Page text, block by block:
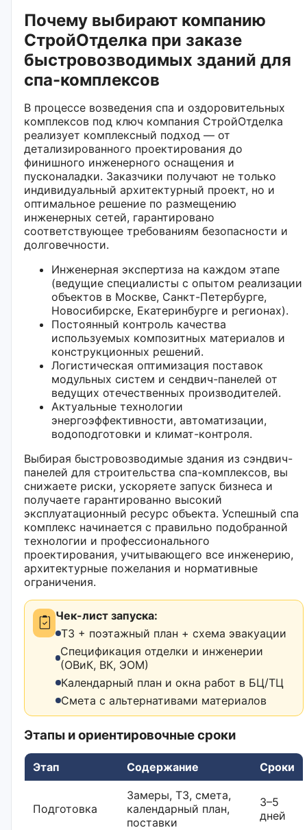
Почему выбирают компанию
СтройОтделка при заказе
быстровозводимых зданий для
спа-комплексов
В процессе возведения спа и оздоровительных
комплексов под ключ компания СтройОтделка
реализует комплексный подход — от
детализированного проектирования до
финишного инженерного оснащения и
пусконаладки. Заказчики получают не только
индивидуальный архитектурный проект, но и
оптимальное решение по размещению
инженерных сетей, гарантировано
соответствующее требованиям безопасности и
долговечности.
Инженерная экспертиза на каждом этапе
(ведущие специалисты с опытом реализации
объектов в Москве, Санкт-Петербурге,
Новосибирске, Екатеринбурге и регионах).
Постоянный контроль качества
используемых композитных материалов и
конструкционных решений.
Логистическая оптимизация поставок
модульных систем и сендвич-панелей от
ведущих отечественных производителей.
Актуальные технологии
энергоэффективности, автоматизации,
водоподготовки и климат-контроля.
Выбирая быстровозводимые здания из сэндвич-
панелей для строительства спа-комплексов, вы
снижаете риски, ускоряете запуск бизнеса и
получаете гарантированно высокий
эксплуатационный ресурс объекта. Успешный спа
комплекс начинается с правильно подобранной
технологии и профессионального
проектирования, учитывающего все инженерию,
архитектурные пожелания и нормативные
ограничения.
Чек-лист запуска:
ТЗ + поэтажный план + схема эвакуации
Спецификация отделки и инженерии
(ОВиК, ВК, ЭОМ)
Календарный план и окна работ в БЦ/ТЦ
Смета с альтернативами материалов
Этапы и ориентировочные сроки
Этап Содержание Сроки
Подготовка
Замеры, ТЗ, смета,
календарный план,
поставки
3–5
дней